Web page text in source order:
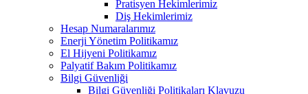
Pratisyen Hekimlerimiz
Diş Hekimlerimiz
Hesap Numaralarımız
Enerji Yönetim Politikamız
El Hijyeni Politikamız
Palyatif Bakım Politikamız
Bilgi Güvenliği
Bilgi Güvenliği Politikaları Klavuzu